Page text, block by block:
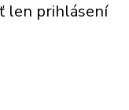
len prihlásení